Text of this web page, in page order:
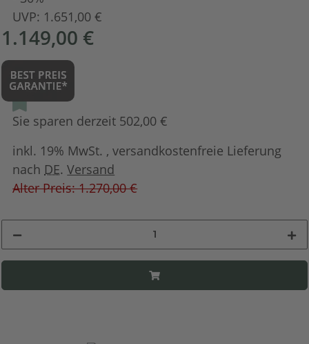
UVP: 1.651,00 €
1.149,00 €
Sie sparen derzeit 502,00 €
inkl. 19% MwSt. , versandkostenfreie Lieferung
nach DE.Versand
Alter Preis: 1.270,00 €